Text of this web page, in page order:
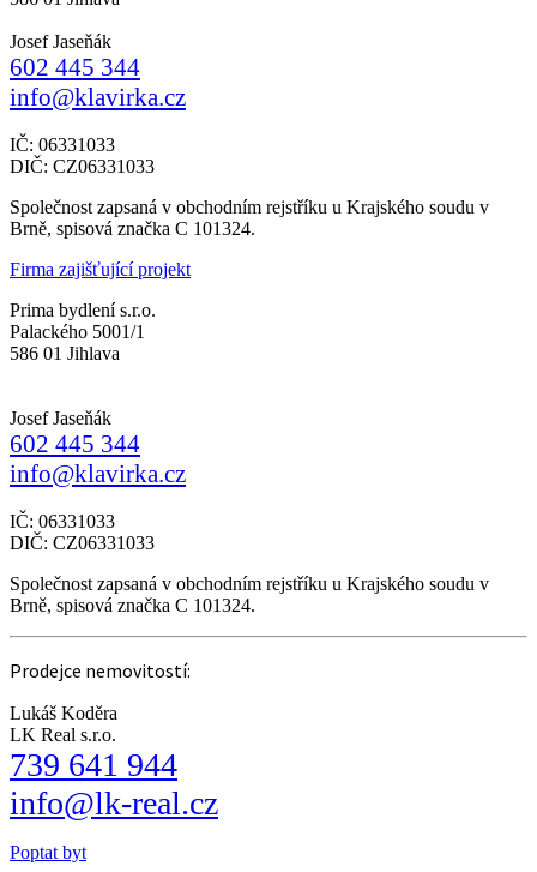
Josef Jaseňák
602 445 344
info@klavirka.cz
IČ: 06331033
DIČ: CZ06331033
Společnost zapsaná v obchodním rejstříku u Krajského soudu v
Brně, spisová značka C 101324.
Firma zajišťující projekt
Prima bydlení s.r.o.
Palackého 5001/1
586 01 Jihlava
Josef Jaseňák
602 445 344
info@klavirka.cz
IČ: 06331033
DIČ: CZ06331033
Společnost zapsaná v obchodním rejstříku u Krajského soudu v
Brně, spisová značka C 101324.
Prodejce nemovitostí:
Lukáš Koděra
LK Real s.r.o.
739 641 944
info@lk-real.cz
Poptat byt